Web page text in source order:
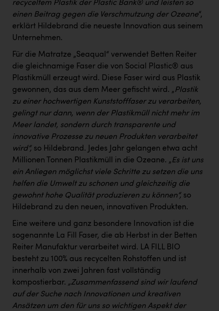
recyceltem Plastik der Plastic Bank® und leisten so
einen Beitrag gegen die Verschmutzung der Ozeane“,
erklärt Hildebrand die neueste Innovation aus seinem
Unternehmen.
Für die Matratze „Seaqual“ verwendet Betten Reiter
die gleichnamige Faser die von Social Plastic® aus
Plastikmüll erzeugt wird. Diese Faser wird aus Plastik
gewonnen, das aus dem Meer gefischt wird. „Plastik
zu einer hochwertigen Kunststofffaser zu verarbeiten,
gelingt nur dann, wenn der Plastikmüll nicht mehr im
Meer landet, sondern durch transparente und
innovative Prozesse zu neuen Produkten verarbeitet
wird“, so Hildebrand. Jedes Jahr gelangen etwa acht
Millionen Tonnen Plastikmüll in die Ozeane. „Es ist uns
ein Anliegen möglichst viele Schritte zu setzen die uns
helfen die Umwelt zu schonen und gleichzeitig die
gewohnt hohe Qualität produzieren zu können“, so
Hildebrand zu den neuen, innovativen Produkten.
Eine weitere und ganz besondere Innovation ist die
sogenannte La Fill Faser, die ab Herbst in der Betten
Reiter Manufaktur verarbeitet wird. LA FILL BIO
besteht zu 100% aus recycelten Rohstoffen und ist
innerhalb von zwei Jahren fast vollständig
kompostierbar. „Zusammenfassend sind wir laufend
auf der Suche nach Innovationen und kreativen
Ansätzen um den für uns so wichtigen Aspekt der